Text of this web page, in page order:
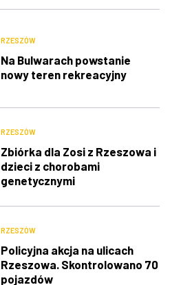
RZESZÓW
Na Bulwarach powstanie
nowy teren rekreacyjny
RZESZÓW
Zbiórka dla Zosi z Rzeszowa i
dzieci z chorobami
genetycznymi
RZESZÓW
Policyjna akcja na ulicach
Rzeszowa. Skontrolowano 70
pojazdów